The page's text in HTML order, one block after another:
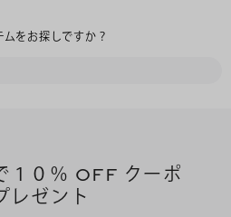
ムをお探しですか？
１０％ OFF クーポ
レゼント